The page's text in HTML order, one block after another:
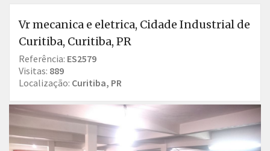
Vr mecanica e eletrica, Cidade Industrial de
Curitiba, Curitiba, PR
Referência: ES2579
Visitas: 889
Localização: Curitiba, PR